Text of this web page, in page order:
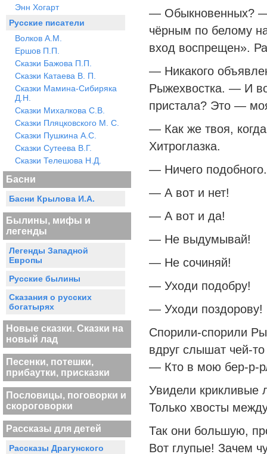
Энн Хогарт
Русские писатели
Волков А.М.
Ершов П.П.
Сказки Бажова П.П.
Сказки Катаева В. П.
Сказки Мамина-Сибиряка
Д.Н.
Сказки Михалкова С.В.
Сказки Пляцковского М. С.
Сказки Пушкина А.С.
Сказки Сутеева В.Г.
Сказки Телешова Н.Д.
Басни
Басни Крылова И.А.
Былины, мифы и
легенды
Легенды Западной
Европы
Русские былины
Сказания о русских
богатырях
Новые сказки. Сказки на
новый лад
Песенки, потешки,
прибаутки, присказки
Пословицы, поговорки и
скороговорки
Рассказы для детей
Рассказы Драгунского
— Обыкновенных? —
чёрным по белому
вход воспрещен».
— Никакого
Рыжехвостка. — И
пристала? Это —
— Как же твоя,
Хитроглазка.
— Ничего
— А вот и нет!
— А вот и да!
— Не выдумывай!
— Не сочиняй!
— Уходи подобру!
— Уходи поздорову!
Спорили-спорили
вдруг слышат чей-
— Кто в мою бер-р-
Увидели крикливые
Только хвосты
Так они большую,
Вот глупые! Зачем